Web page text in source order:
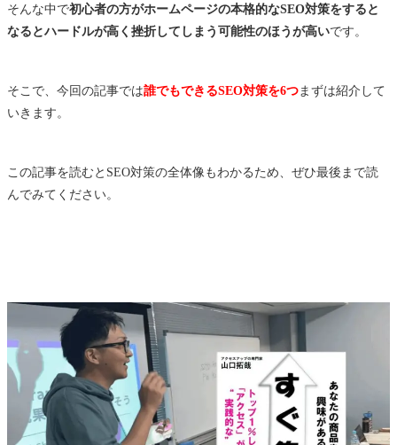
そんな中で初心者の方がホームページの本格的なSEO対策をすると
なるとハードルが高く挫折してしまう可能性のほうが高いです。
そこで、今回の記事では誰でもできるSEO対策を6つまずは紹介して
いきます。
この記事を読むとSEO対策の全体像もわかるため、ぜひ最後まで読
んでみてください。